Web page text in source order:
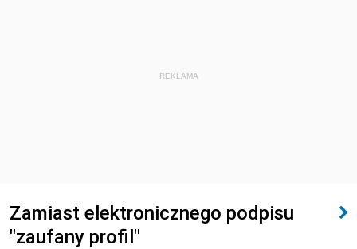
REKLAMA
Zamiast elektronicznego podpisu
"zaufany profil"